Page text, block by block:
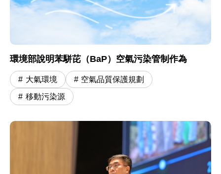
環境部說明苯駢芘（BaP）空氣污染管制作為
大氣環境 空氣品質保護規劃
移動污染源